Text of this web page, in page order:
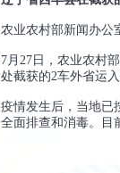
农业农村部新闻办公
7月27日，农业农村
处截获的2车外省运
疫情发生后，当地已
全面排查和消毒。目